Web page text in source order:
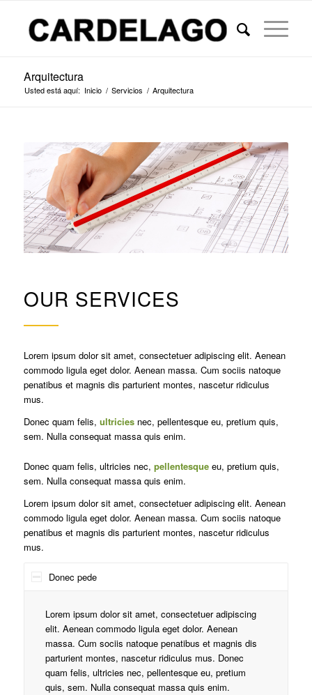
Arquitectura
Usted está aquí: Inicio / Servicios / Arquitectura
OUR SERVICES
Lorem ipsum dolor sit amet, consectetuer adipiscing elit. Aenean
commodo ligula eget dolor. Aenean massa. Cum sociis natoque
penatibus et magnis dis parturient montes, nascetur ridiculus
mus.
Donec quam felis, ultriciesnec, pellentesque eu, pretium quis,
sem. Nulla consequat massa quis enim.
Donec quam felis, ultricies nec, pellentesqueeu, pretium quis,
sem. Nulla consequat massa quis enim.
Lorem ipsum dolor sit amet, consectetuer adipiscing elit. Aenean
commodo ligula eget dolor. Aenean massa. Cum sociis natoque
penatibus et magnis dis parturient montes, nascetur ridiculus
mus.
Donec pede
Lorem ipsum dolor sit amet, consectetuer adipiscing
elit. Aenean commodo ligula eget dolor. Aenean
massa. Cum sociis natoque penatibus et magnis dis
parturient montes, nascetur ridiculus mus. Donec
quam felis, ultricies nec, pellentesque eu, pretium
quis, sem. Nulla consequat massa quis enim.